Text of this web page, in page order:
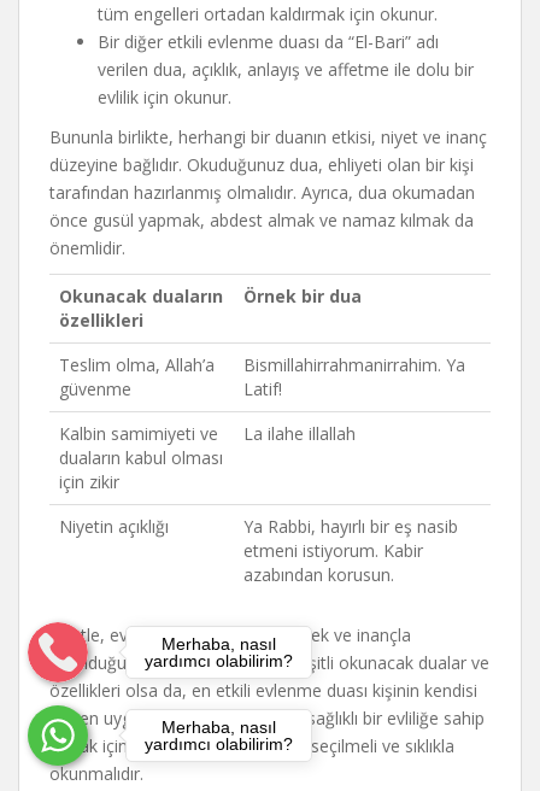
Merhaba, nasıl
yardımcı olabilirim?
Merhaba, nasıl
yardımcı olabilirim?
tüm engelleri ortadan kaldırmak için okunur.
Bir diğer etkili evlenme duası da “El-Bari” adı
verilen dua, açıklık, anlayış ve affetme ile dolu bir
evlilik için okunur.
Bununla birlikte, herhangi bir duanın etkisi, niyet ve inanç
düzeyine bağlıdır. Okuduğunuz dua, ehliyeti olan bir kişi
tarafından hazırlanmış olmalıdır. Ayrıca, dua okumadan
önce gusül yapmak, abdest almak ve namaz kılmak da
önemlidir.
Okunacak duaların
özellikleri
Örnek bir dua
Teslim olma, Allah’a
güvenme
Bismillahirrahmanirrahim. Ya
Latif!
Kalbin samimiyeti ve
duaların kabul olması
için zikir
La ilahe illallah
Niyetin açıklığı
Ya Rabbi, hayırlı bir eş nasib
etmeni istiyorum. Kabir
azabından korusun.
Özetle, evlenme duası niyet edilerek ve inançla
okunduğunda güçlü bir araçtır. Çeşitli okunacak dualar ve
özellikleri olsa da, en etkili evlenme duası kişinin kendisi
için en uygun olanıdır. Huzurlu ve sağlıklı bir evliliğe sahip
olmak için, evlenme duası özenle seçilmeli ve sıklıkla
okunmalıdır.